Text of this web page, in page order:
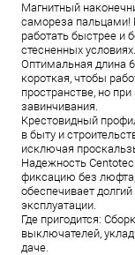
Магнитный
самореза пальцами!
работать быстрее и
стесненных условиях.
Оптимальная длина
короткая, чтобы
пространстве, но
завинчивания.
Крестовидный
в быту и
исключая
Надежность
фиксацию без
обеспечивает
эксплуатации.
Где пригодится:
выключателей,
даче.